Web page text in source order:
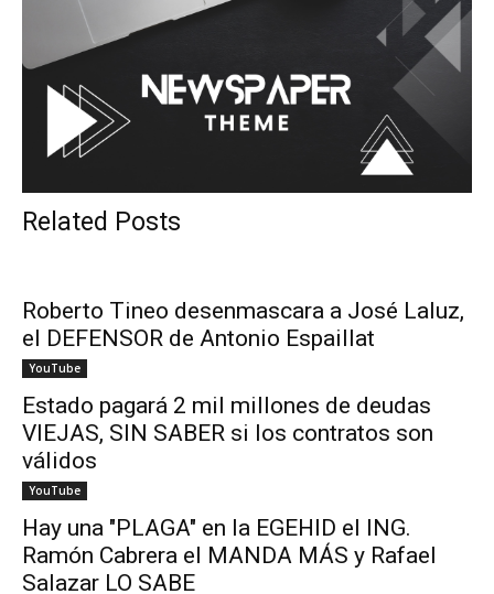
Related Posts
Roberto Tineo desenmascara a José Laluz,
el DEFENSOR de Antonio Espaillat
YouTube
Estado pagará 2 mil millones de deudas
VIEJAS, SIN SABER si los contratos son
válidos
YouTube
Hay una "PLAGA" en la EGEHID el ING.
Ramón Cabrera el MANDA MÁS y Rafael
Salazar LO SABE